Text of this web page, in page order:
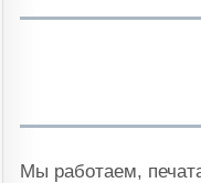
Мы работаем,